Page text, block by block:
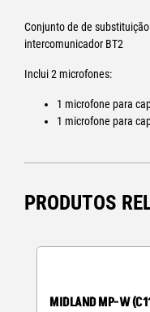
Conjunto de de
intercomunicador BT2
Inclui 2 microfones:
1 microfone para
1 microfone para
PRODUTOS
MIDLAND MP-W